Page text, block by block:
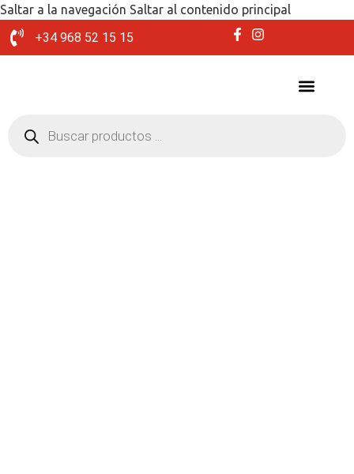
Saltar a la navegación Saltar al contenido principal
+34 968 52 15 15